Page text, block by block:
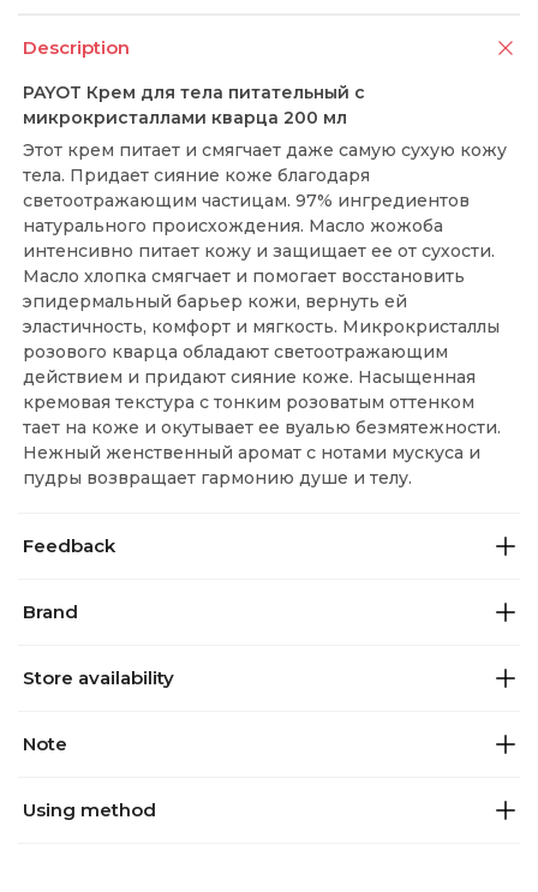
Description
PAYOT Крем для тела питательный с
микрокристаллами кварца 200 мл
Этот крем питает и смягчает даже самую сухую кожу
тела. Придает сияние коже благодаря
светоотражающим частицам. 97% ингредиентов
натурального происхождения. Масло жожоба
интенсивно питает кожу и защищает ее от сухости.
Масло хлопка смягчает и помогает восстановить
эпидермальный барьер кожи, вернуть ей
эластичность, комфорт и мягкость. Микрокристаллы
розового кварца обладают светоотражающим
действием и придают сияние коже. Насыщенная
кремовая текстура с тонким розоватым оттенком
тает на коже и окутывает ее вуалью безмятежности.
Нежный женственный аромат с нотами мускуса и
пудры возвращает гармонию душе и телу.
Feedback
Brand
Store availability
Note
Using method